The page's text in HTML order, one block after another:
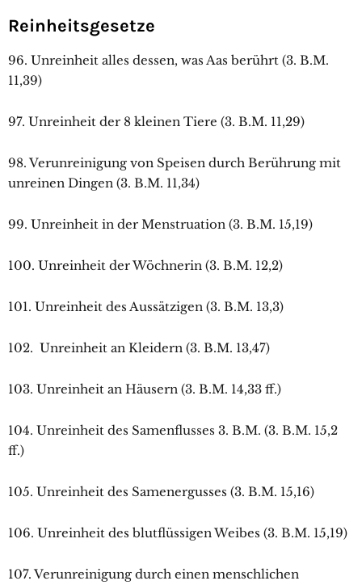
Reinheitsgesetze
96. Unreinheit alles dessen, was Aas berührt (3. B.M.
11,39)
97. Unreinheit der 8 kleinen Tiere (3. B.M. 11,29)
98. Verunreinigung von Speisen durch Berührung mit
unreinen Dingen (3. B.M. 11,34)
99. Unreinheit in der Menstruation (3. B.M. 15,19)
100. Unreinheit der Wöchnerin (3. B.M. 12,2)
101. Unreinheit des Aussätzigen (3. B.M. 13,3)
102. Unreinheit an Kleidern (3. B.M. 13,47)
103. Unreinheit an Häusern (3. B.M. 14,33 ff.)
104. Unreinheit des Samenflusses 3. B.M. (3. B.M. 15,2
ff.)
105. Unreinheit des Samenergusses (3. B.M. 15,16)
106. Unreinheit des blutflüssigen Weibes (3. B.M. 15,19)
107. Verunreinigung durch einen menschlichen